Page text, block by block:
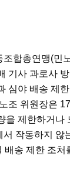
조합총연맹(민
기사 과로사
심야 배송 제
조 위원장은
을 제한하거나
작동하지 않
배송 제한 조